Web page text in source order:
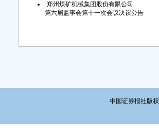
·郑州煤矿机械集团股份有限公司
第六届监事会第十一次会议决议公告
中国证券报社版